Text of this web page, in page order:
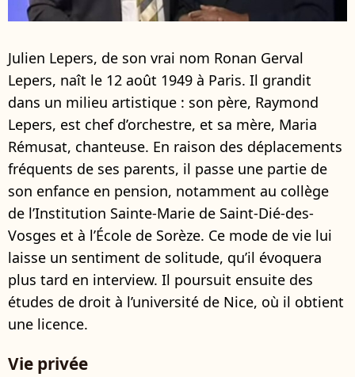
Julien Lepers, de son vrai nom Ronan Gerval
Lepers, naît le 12 août 1949 à Paris. Il grandit
dans un milieu artistique : son père, Raymond
Lepers, est chef d’orchestre, et sa mère, Maria
Rémusat, chanteuse. En raison des déplacements
fréquents de ses parents, il passe une partie de
son enfance en pension, notamment au collège
de l’Institution Sainte-Marie de Saint-Dié-des-
Vosges et à l’École de Sorèze. Ce mode de vie lui
laisse un sentiment de solitude, qu’il évoquera
plus tard en interview. Il poursuit ensuite des
études de droit à l’université de Nice, où il obtient
une licence.
Vie privée